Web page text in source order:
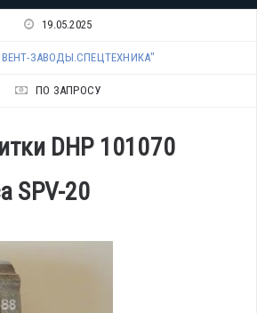
19.05.2025
ЗАВОДЫ.СПЕЦТЕХНИКА"
ПО ЗАПРОСУ
DHP 101070
SPV-20